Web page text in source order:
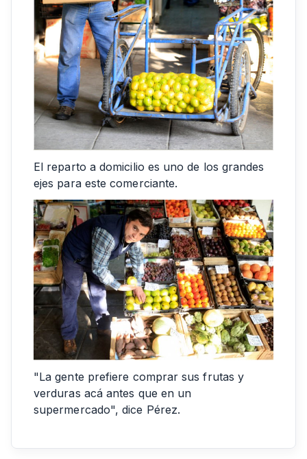
El reparto a domicilio es uno de los grandes
ejes para este comerciante.
"La gente prefiere comprar sus frutas y
verduras acá antes que en un
supermercado", dice Pérez.